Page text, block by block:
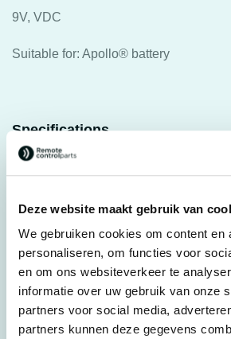
Deze website maakt gebruik van
We gebruiken cookies om content en
personaliseren, om functies voor
en om ons websiteverkeer te
informatie over uw gebruik van onze
partners voor social media,
partners kunnen deze gegevens
9V, VDC
Suitable for: Apollo® battery
Specifications
Weight
Parts Battery
Battery technology LiPo
Taiwan
HS code